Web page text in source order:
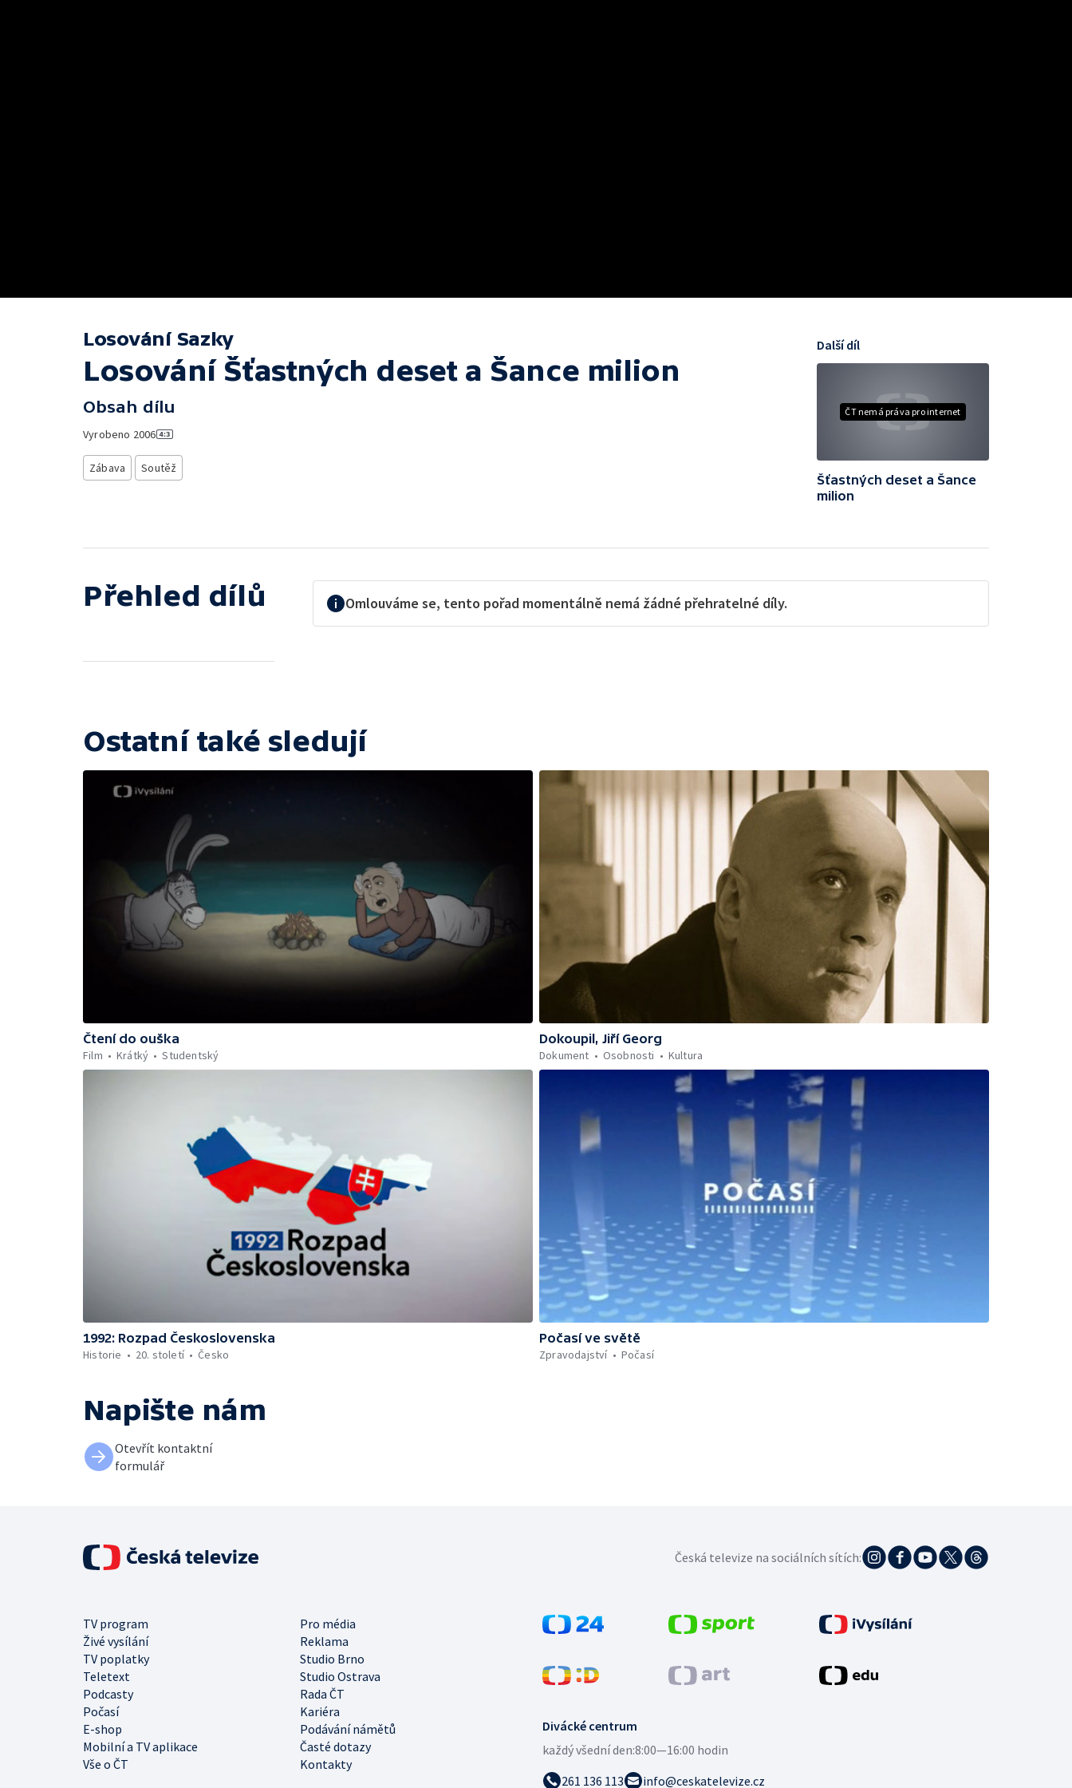
Losování Sazky
Losování Šťastných deset a Šance milion
Obsah dílu
Vyrobeno 2006
Zábava Soutěž
ČT nemá práva pro internet
Další díl
Šťastných deset a Šance
milion
Přehled dílů Omlouváme se, tento pořad momentálně nemá žádné přehratelné díly.
Ostatní také sledují
Čtení do ouška
Film
Krátký Studentský
Dokoupil, Jiří Georg
Dokument
Osobnosti Kultura
1992: Rozpad Československa
Historie
20. století Česko
Počasí ve světě
Zpravodajství
Počasí
Napište nám
Otevřít kontaktní
formulář
Divácké centrum
každý všední den:8:00—16:00 hodin
261 136 113
info@ceskatelevize.cz
TV program
Pro média
Živé vysílání
Reklama
TV poplatky
Studio Brno
Teletext
Studio Ostrava
Podcasty
Rada ČT
Počasí
Kariéra
E-shop
Podávání námětů
Mobilní a TV aplikace
Časté dotazy
Vše o ČT
Kontakty
Česká televize na sociálních sítích: